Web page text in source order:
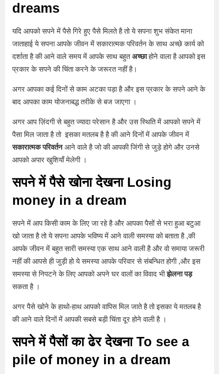
dreams
यदि आपको सपने में पैसे गिरे हुए पैसे मिलते है तो ये सपना शुभ संकेत माना
जाताहाई ये सपना आपके जीवन में सकारात्मक परिवर्तन के साथ अच्छे कार्य को
दर्शाता है की आने वाले समय में आपके साथ बहुतअच्छाहोने वाला है आपको इस
प्रकार के सपने की चिंता करने के जरूरत नहीं है।
अगर आपका कई दिनों से काम अटका पड़ा है और इस प्रकार के सपने आने के
बाद आपका काम योजनाबद्ध तरीके से बज जाएगा ।
अगर आप ज़िंदगी से बहुत ज्यादा परेसान है और उस स्थिति में आपको सपने में
पैसा मिल जाता है तो इसका मतलब है है की आने दिनों में आपके जीवन में
सकारात्मक परिवर्तनआने वाले है जो की आपकी जिंगी से जुड़े होगे और उनसे
आपको अपार खुशियाँ मेलेगी ।
सपने में पैसे खोना देखना Losing
money in a dream
सपने में आप किसी काम के लिए जा रहे है और आपका पैसों से भरा हुआ बटुआ
खो जाता है तो ये सपना आपके भविष्य में आने वाली समस्या को बताता है ,की
आपके जीवन में बहुत सारी समस्या एक साथ आने वाली है और वो समाया जरूरी
नहीं की आपसे ही जुड़ी हो ये समस्या आपके परिवार से संबन्धित होगी ,और इस
समस्या से निपटने के लिए आपको अपने घर वालों का विवाद भीझेलना पड़
सकता है ।
अगर पैसे खोने के हाथो-हाथ आपको वापिस मिल जाते है तो इसका ये मतलब है
की आने वाले दिनों में आपकी सबसे बड़ी चिंता दूर होने वाली है ।
सपने में पैसों का ढेर देखना To see a
pile of money in a dream